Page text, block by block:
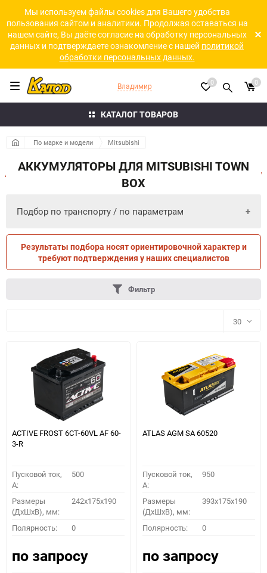
Мы используем файлы cookies для Вашего удобства
пользования сайтом и аналитики. Продолжая оставаться на
нашем сайте, Вы даёте согласие на обработку персональных
данных и подтверждаете ознакомление с нашей политикой
обработки персональных данных.
КАТАЛОГ ТОВАРОВ
Владимир 0 0
По марке и модели Mitsubishi
АККУМУЛЯТОРЫ ДЛЯ MITSUBISHI TOWN
BOX
Подбор по транспорту / по параметрам
ПО ТРАНСПОРТУ ПО ПАРАМЕТРАМ
ПОДОБРАТЬ
Как определить полярность?
Результаты подбора носят ориентировочной характер и
требуют подтверждения у наших специалистов
Фильтр
30
30
60
ACTIVE FROST 6СТ-60VL АF 60-
3-R
Пусковой ток,
A:
500
Размеры
(ДхШхВ), мм:
242x175x190
Полярность: 0
по запросу
ATLAS AGM SA 60520
Пусковой ток,
A:
950
Размеры
(ДхШхВ), мм:
393x175x190
Полярность: 0
по запросу